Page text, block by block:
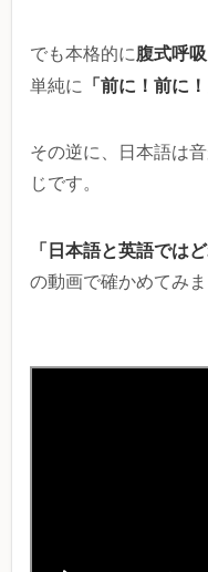
でも本格的に腹式呼
単純に 「前に！前に！
その逆に、日本語は
じです。
「日本語と英語では
の動画で確かめてみま